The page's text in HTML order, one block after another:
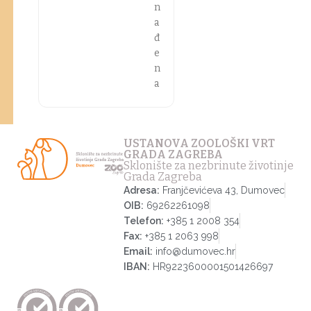
n
a
đ
e
n
a
USTANOVA ZOOLOŠKI VRT
GRADA ZAGREBA
Sklonište za nezbrinute životinje
Grada Zagreba
Adresa: Franjčevićeva 43, Dumovec
OIB: 69262261098
Telefon: +385 1 2008 354
Fax: +385 1 2063 998
Email: info@dumovec.hr
IBAN: HR9223600001501426697